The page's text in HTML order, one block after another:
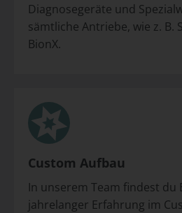
Diagnosegeräte und
sämtliche Antriebe, wie z. B.
BionX.
Custom Aufbau
In unserem Team findest du
jahrelanger Erfahrung im